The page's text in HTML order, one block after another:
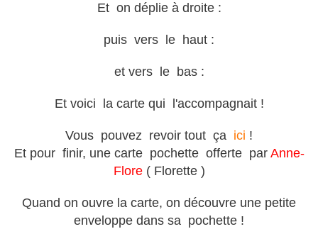
Et on déplie à droite :
puis vers le haut :
et vers le bas :
Et voici la carte qui l'accompagnait !
Vous pouvez revoir tout ça ici !
Et pour finir, une carte pochette offerte par Anne-
Flore( Florette )
Quand on ouvre la carte, on découvre une petite
enveloppe dans sa pochette !